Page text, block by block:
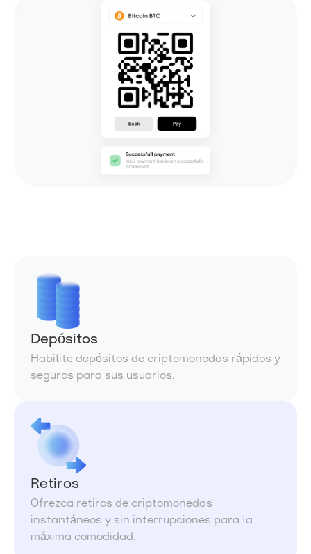
Depósitos
Habilite depósitos de criptomonedas rápidos y
seguros para sus usuarios.
Retiros
Ofrezca retiros de criptomonedas
instantáneos y sin interrupciones para la
máxima comodidad.